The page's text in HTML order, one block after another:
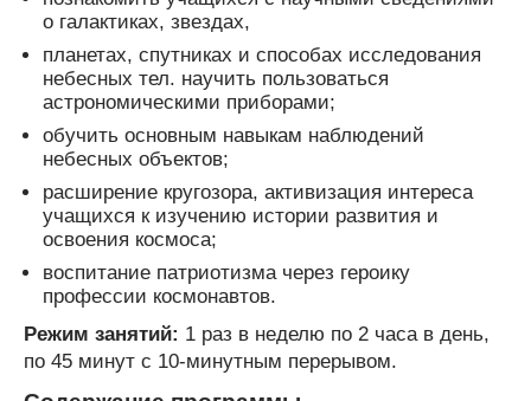
о галактиках, звездах,
планетах, спутниках и способах исследования
небесных тел. научить пользоваться
астрономическими приборами;
обучить основным навыкам наблюдений
небесных объектов;
расширение кругозора, активизация интереса
учащихся к изучению истории развития и
освоения космоса;
воспитание патриотизма через героику
профессии космонавтов.
Режим занятий: 1 раз в неделю по 2 часа в день,
по 45 минут с 10-минутным перерывом.